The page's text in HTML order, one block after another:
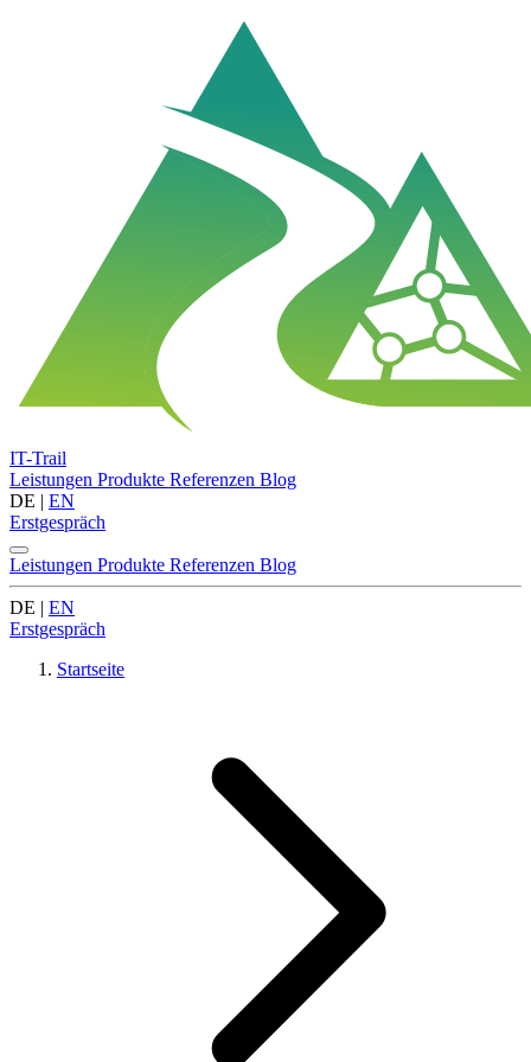
IT-Trail
Leistungen Produkte Referenzen Blog
DE | EN
Erstgespräch
Leistungen Produkte Referenzen Blog
DE | EN
Erstgespräch
Startseite